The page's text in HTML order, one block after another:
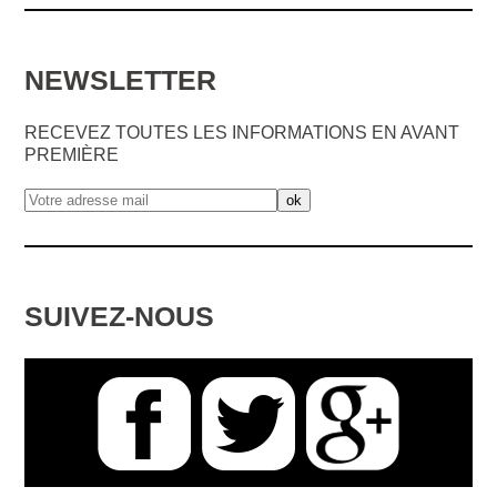
NEWSLETTER
RECEVEZ TOUTES LES INFORMATIONS EN AVANT
PREMIÈRE
SUIVEZ-NOUS